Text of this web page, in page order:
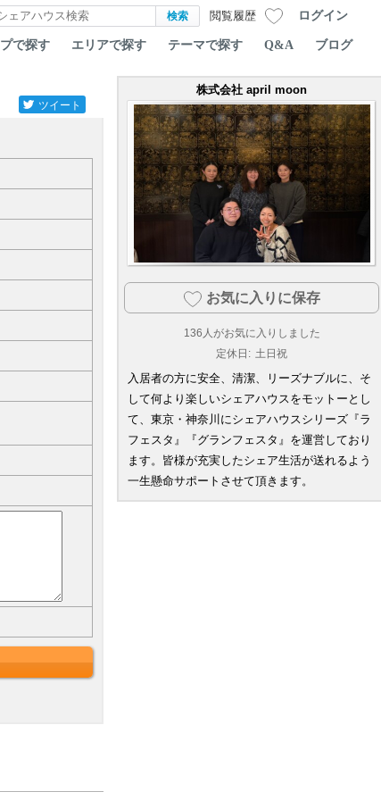
閲覧履歴 ログイン
で探す エリアで探す テーマで探す Q&A ブログ
ツイート
株式会社 april moon
お気に入りに保存
136 人がお気に入りしました
定休日: 土日祝
入居者の方に安全、清潔、リーズナブルに、そ
して何より楽しいシェアハウスをモットーとし
て、東京・神奈川にシェアハウスシリーズ『ラ
フェスタ』『グランフェスタ』を運営しており
ます。皆様が充実したシェア生活が送れるよう
一生懸命サポートさせて頂きます。